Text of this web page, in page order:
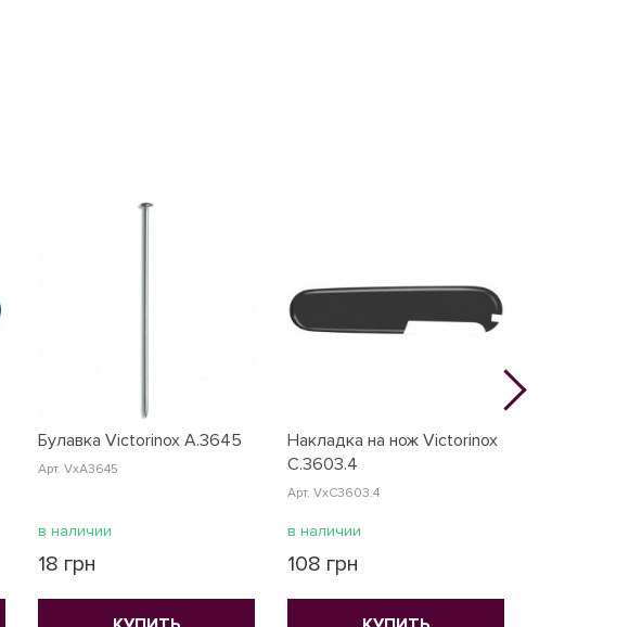
Булавка Victorinox A.3645
Арт. VxA3645
в наличии
18 грн
Накладка на нож Victorinox
C.3603.4
Арт. VxC3603.4
в наличии
108 грн